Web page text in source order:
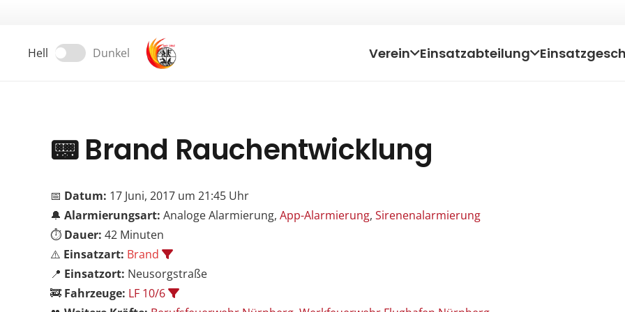
Hell Dunkel Verein Einsatzabteilung
📟Brand Rauchentwicklung
📅 Datum: 17 Juni, 2017 um 21:45 Uhr
🔔 Alarmierungsart: Analoge Alarmierung, App-Alarmierung, Sirenenalarmierung
⏱️ Dauer: 42 Minuten
⚠️ Einsatzart: Brand
📍 Einsatzort: Neusorgstraße
🚒 Fahrzeuge: LF 10/6